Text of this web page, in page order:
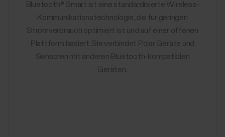
Bluetooth® Smart ist eine standardisierte Wireless-
Kommunikationstechnologie, die für geringen
Stromverbrauch optimiert ist und auf einer offenen
Plattform basiert. Sie verbindet Polar Geräte und
Sensoren mit anderen Bluetooth-kompatiblen
Geräten.